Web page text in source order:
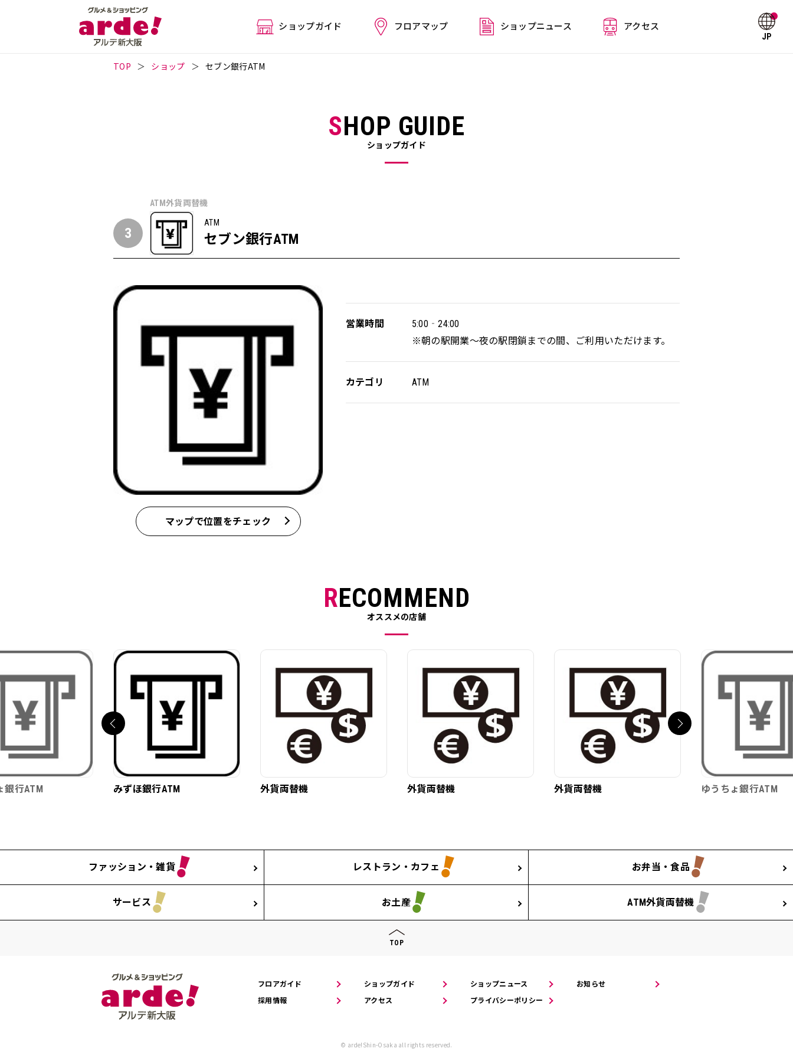
JP
ショップガイド フロアマップ ショップニュース アクセス
TOP ショップ セブン銀行ATM
SHOP GUIDE
ショップガイド
3
ATM外貨両替機
ATM
セブン銀行ATM
マップで位置をチェック
営業時間
5:00‐24:00
※朝の駅開業～夜の駅閉鎖までの間、ご利用いただけます。
カテゴリ ATM
RECOMMEND
オススメの店舗
銀行ATM みずほ銀行ATM 外貨両替機 外貨両替機 外貨両替機 ゆうちょ銀行ATM
ファッション・雑貨 レストラン・カフェ お弁当・食品
サービス お土産 ATM外貨両替機
TOP
フロアガイド ショップガイド ショップニュース
お知らせ
採用情報
アクセス プライバシーポリシー
© arde!Shin-Osaka all rights reserved.